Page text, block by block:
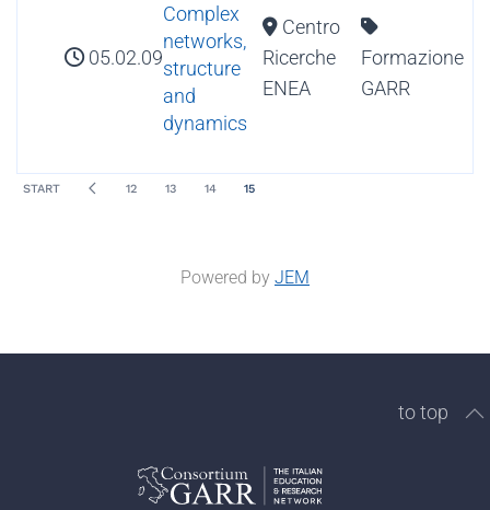
05.02.09
Complex
networks,
structure
and
dynamics
Centro
Ricerche
ENEA
Formazione
GARR
START 12 13 14 15
Powered by JEM
to top